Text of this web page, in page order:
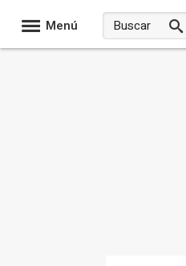
Menú